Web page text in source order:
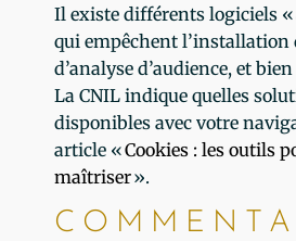
Il existe différents logiciels
qui empêchent l’installation
d’analyse d’audience, et
La CNIL indique quelles
disponibles avec votre
article «Cookies : les outils
maîtriser».